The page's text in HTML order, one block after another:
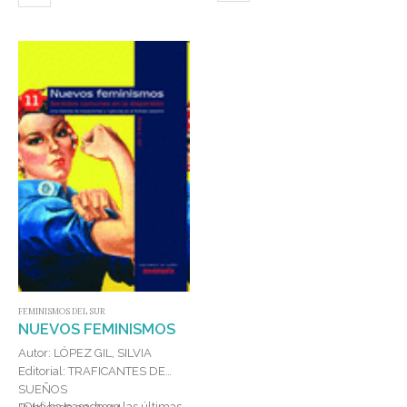
FEMINISMOS DEL SUR
NUEVOS FEMINISMOS
Autor: LÓPEZ GIL, SILVIA
Editorial: TRAFICANTES DE
SUEÑOS